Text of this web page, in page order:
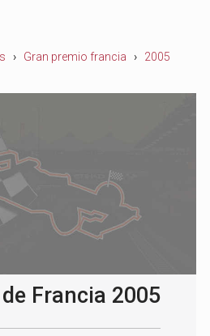
Gran premio francia 2005
Francia 2005